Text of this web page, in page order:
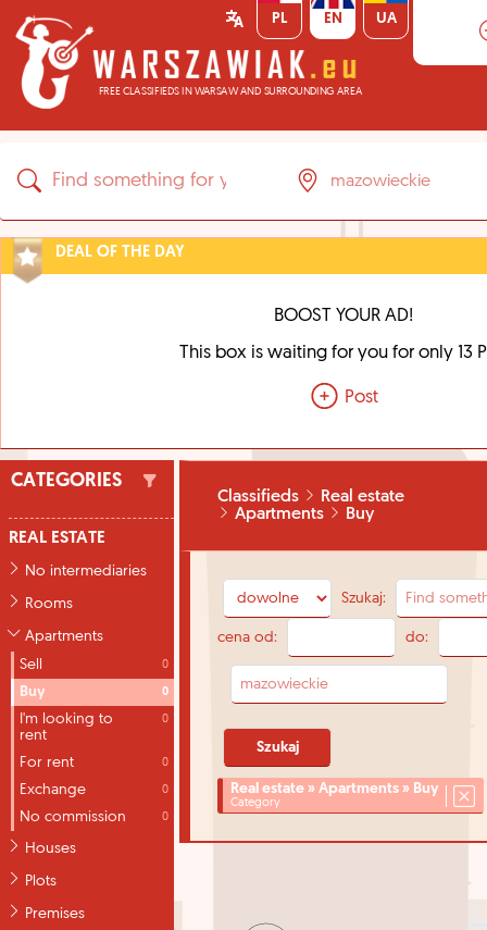
FREE CLASSIFIEDS IN WARSAW AND SURROUNDING AREA
PL EN UA
DEAL OF THE DAY
BOOST YOUR AD!
This box is waiting for you for only 13
Post
CATEGORIES
REAL ESTATE
No intermediaries
Rooms
Apartments
Sell
0
Buy 0
I'm looking to
rent
0
For rent 0
Exchange 0
No commission 0
Houses
Plots
Premises
Classifieds
Real estate
Apartments
Buy
Szukaj:
cena od: do:
Real estate » Apartments » Buy
Category